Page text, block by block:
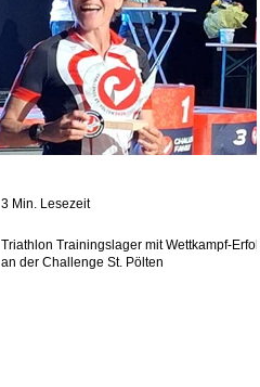
Triathlon Trainingslager mit Wettkampf-Erfolg
an der Challenge St. Pölten
3 Min. Lesezeit